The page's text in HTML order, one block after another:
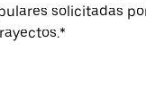
solicitadas